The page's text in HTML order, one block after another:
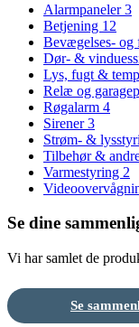
Alarmpaneler3
Betjening 12
Bevægelses- og
Dør- &
Lys, fugt &
Relæ og
Røgalarm 4
Sirener3
Strøm- &
Tilbehør &
Varmestyring 2
Se dine
Vi har samlet de
Se